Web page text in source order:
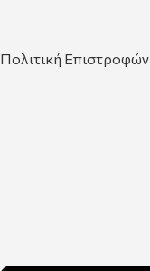
Πολιτική Επιστροφών